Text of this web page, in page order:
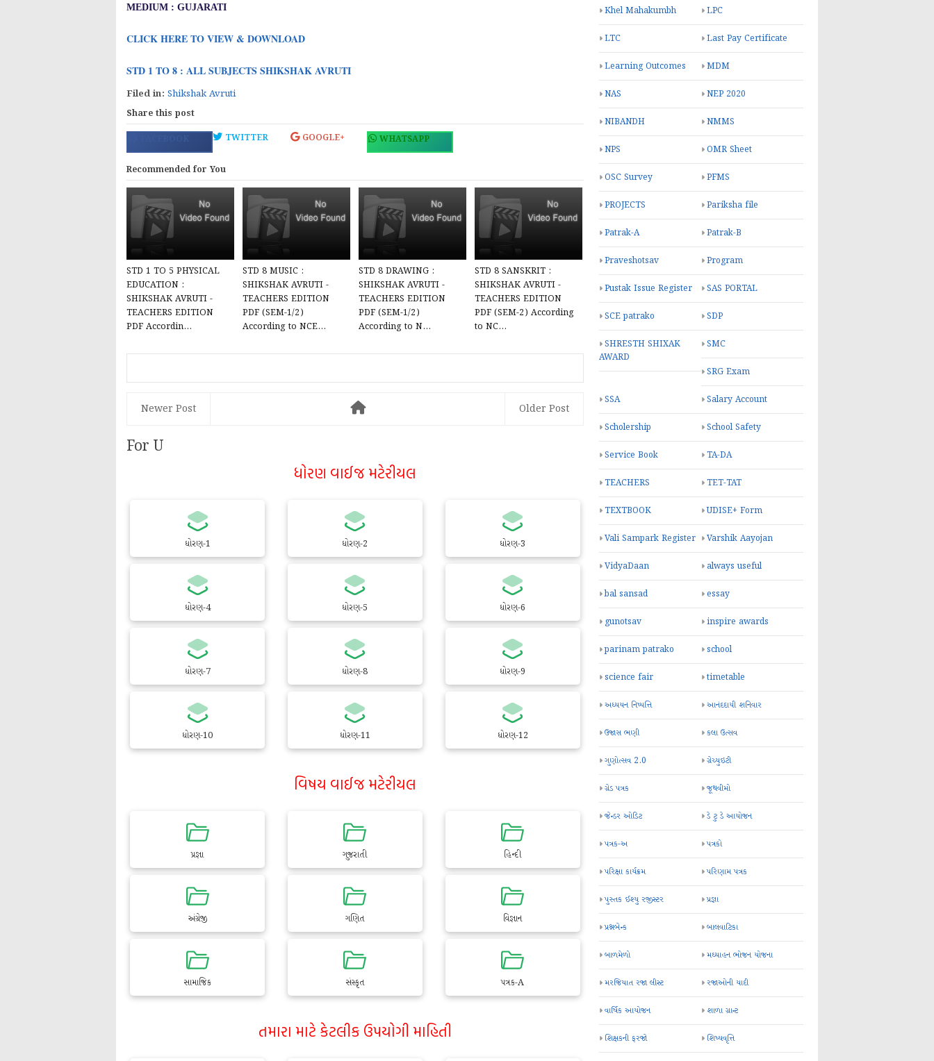
MEDIUM : GUJARATI
CLICK HERE TO VIEW & DOWNLOAD
STD 1 TO 8 : ALL SUBJECTS SHIKSHAK AVRUTI
Filed in: Shikshak Avruti
Share this post
FACEBOOK TWITTER GOOGLE+ WHATSAPP
Recommended for You
STD 1 TO 5 PHYSICAL
EDUCATION :
SHIKSHAK AVRUTI -
TEACHERS EDITION
PDF Accordin...
STD 8 MUSIC :
SHIKSHAK AVRUTI -
TEACHERS EDITION
PDF (SEM-1/2)
According to NCE...
STD 8 DRAWING :
SHIKSHAK AVRUTI -
TEACHERS EDITION
PDF (SEM-1/2)
According to N...
STD 8 SANSKRIT :
SHIKSHAK AVRUTI -
TEACHERS EDITION
PDF (SEM-2) According
to NC...
Newer Post Older Post
For U
ધોરણ વાઈજ મટેરીયલ
ધોરણ-1 ધોરણ-2 ધોરણ-3
ધોરણ-4 ધોરણ-5 ધોરણ-6
ધોરણ-7 ધોરણ-8 ધોરણ-9
ધોરણ-10 ધોરણ-11 ધોરણ-12
વિષય વાઈજ મટેરીયલ
પ્રજ્ઞા ગુજરાતી હિન્દી
અંગ્રેજી ગણિત વિજ્ઞાન
સામાજિક સંસ્કૃત પત્રક-A
તમારા માટે કેટલીક ઉપયોગી માહિતી
Khel Mahakumbh LPC
LTC Last Pay Certificate
Learning Outcomes MDM
NAS NEP 2020
NIBANDH NMMS
NPS OMR Sheet
OSC Survey PFMS
PROJECTS Pariksha file
Patrak-A Patrak-B
Praveshotsav Program
Pustak Issue Register SAS PORTAL
SCE patrako SDP
SHRESTH SHIXAK
AWARD
SMC
SRG Exam
SSA Salary Account
Scholership School Safety
Service Book TA-DA
TEACHERS TET-TAT
TEXTBOOK UDISE+ Form
Vali Sampark Register Varshik Aayojan
VidyaDaan always useful
bal sansad essay
gunotsav inspire awards
parinam patrako school
science fair timetable
અધ્યયન નિષ્પત્તિ આનંદદાયી શનિવાર
ઉજાસ ભણી કલા ઉત્સવ
ગુણોત્સવ 2.0 ગ્રેચ્યુઇટી
ગ્રેડ પત્રક જૂથવીમો
જેન્ડર ઓડિટ ડે ટુ ડે આયોજન
પત્રક-અ પત્રકો
પરિક્ષા કાર્યક્રમ પરિણામ પત્રક
પુસ્તક ઈશ્યુ રજીસ્ટર પ્રજ્ઞા
પ્રશ્નબેન્ક બાલવાટિકા
બાળમેળો મઘ્યાહન ભોજન યોજના
મરજિયાત રજા લીસ્ટ રજાઓની યાદી
વાર્ષિક આયોજન શાળા ગ્રાન્ટ
શિક્ષકની ફરજો શિષ્યવૃત્તિ